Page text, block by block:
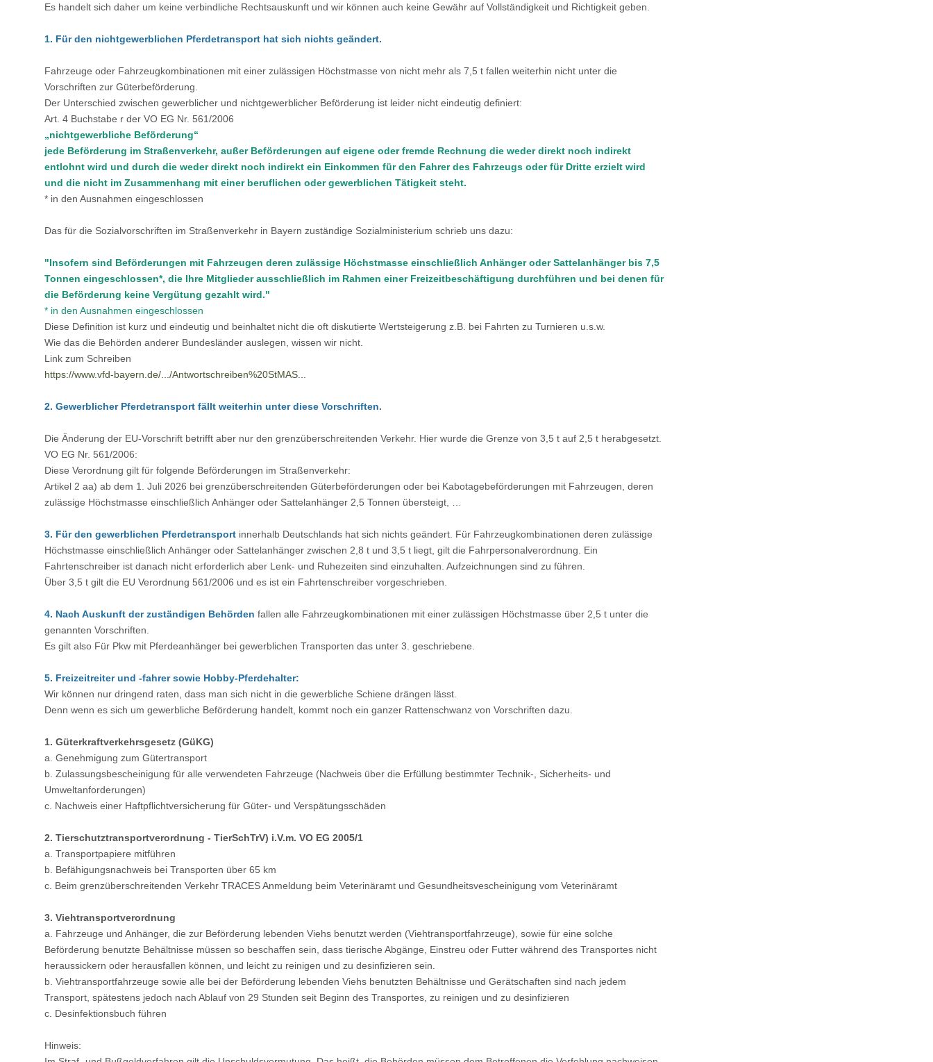
Es handelt sich daher um keine verbindliche Rechtsauskunft und wir können auch keine Gewähr auf Vollständigkeit und Richtigkeit geben.
1. Für den nichtgewerblichen Pferdetransport hat sich nichts geändert.
Fahrzeuge oder Fahrzeugkombinationen mit einer zulässigen Höchstmasse von nicht mehr als 7,5 t fallen weiterhin nicht unter die
Vorschriften zur Güterbeförderung.
Der Unterschied zwischen gewerblicher und nichtgewerblicher Beförderung ist leider nicht eindeutig definiert:
Art. 4 Buchstabe r der VO EG Nr. 561/2006
„nichtgewerbliche Beförderung“
jede Beförderung im Straßenverkehr, außer Beförderungen auf eigene oder fremde Rechnung die weder direkt noch indirekt
entlohnt wird und durch die weder direkt noch indirekt ein Einkommen für den Fahrer des Fahrzeugs oder für Dritte erzielt wird
und die nicht im Zusammenhang mit einer beruflichen oder gewerblichen Tätigkeit steht.
* in den Ausnahmen eingeschlossen
Das für die Sozialvorschriften im Straßenverkehr in Bayern zuständige Sozialministerium schrieb uns dazu:
"Insofern sind Beförderungen mit Fahrzeugen deren zulässige Höchstmasse einschließlich Anhänger oder Sattelanhänger bis 7,5
Tonnen eingeschlossen*, die Ihre Mitglieder ausschließlich im Rahmen einer Freizeitbeschäftigung durchführen und bei denen für
die Beförderung keine Vergütung gezahlt wird."
* in den Ausnahmen eingeschlossen
Diese Definition ist kurz und eindeutig und beinhaltet nicht die oft diskutierte Wertsteigerung z.B. bei Fahrten zu Turnieren u.s.w.
Wie das die Behörden anderer Bundesländer auslegen, wissen wir nicht.
Link zum Schreiben
https://www.vfd-bayern.de/.../Antwortschreiben%20StMAS...
2. Gewerblicher Pferdetransport fällt weiterhin unter diese Vorschriften.
Die Änderung der EU-Vorschrift betrifft aber nur den grenzüberschreitenden Verkehr. Hier wurde die Grenze von 3,5 t auf 2,5 t herabgesetzt.
VO EG Nr. 561/2006:
Diese Verordnung gilt für folgende Beförderungen im Straßenverkehr:
Artikel 2 aa) ab dem 1. Juli 2026 bei grenzüberschreitenden Güterbeförderungen oder bei Kabotagebeförderungen mit Fahrzeugen, deren
zulässige Höchstmasse einschließlich Anhänger oder Sattelanhänger 2,5 Tonnen übersteigt, …
3. Für den gewerblichen Pferdetransport innerhalb Deutschlands hat sich nichts geändert. Für Fahrzeugkombinationen deren zulässige
Höchstmasse einschließlich Anhänger oder Sattelanhänger zwischen 2,8 t und 3,5 t liegt, gilt die Fahrpersonalverordnung. Ein
Fahrtenschreiber ist danach nicht erforderlich aber Lenk- und Ruhezeiten sind einzuhalten. Aufzeichnungen sind zu führen.
Über 3,5 t gilt die EU Verordnung 561/2006 und es ist ein Fahrtenschreiber vorgeschrieben.
4. Nach Auskunft der zuständigen Behörden fallen alle Fahrzeugkombinationen mit einer zulässigen Höchstmasse über 2,5 t unter die
genannten Vorschriften.
Es gilt also Für Pkw mit Pferdeanhänger bei gewerblichen Transporten das unter 3. geschriebene.
5. Freizeitreiter und -fahrer sowie Hobby-Pferdehalter:
Wir können nur dringend raten, dass man sich nicht in die gewerbliche Schiene drängen lässt.
Denn wenn es sich um gewerbliche Beförderung handelt, kommt noch ein ganzer Rattenschwanz von Vorschriften dazu.
1. Güterkraftverkehrsgesetz (GüKG)
a. Genehmigung zum Gütertransport
b. Zulassungsbescheinigung für alle verwendeten Fahrzeuge (Nachweis über die Erfüllung bestimmter Technik-, Sicherheits- und
Umweltanforderungen)
c. Nachweis einer Haftpflichtversicherung für Güter- und Verspätungsschäden
2. Tierschutztransportverordnung - TierSchTrV) i.V.m. VO EG 2005/1
a. Transportpapiere mitführen
b. Befähigungsnachweis bei Transporten über 65 km
c. Beim grenzüberschreitenden Verkehr TRACES Anmeldung beim Veterinäramt und Gesundheitsvescheinigung vom Veterinäramt
3. Viehtransportverordnung
a. Fahrzeuge und Anhänger, die zur Beförderung lebenden Viehs benutzt werden (Viehtransportfahrzeuge), sowie für eine solche
Beförderung benutzte Behältnisse müssen so beschaffen sein, dass tierische Abgänge, Einstreu oder Futter während des Transportes nicht
heraussickern oder herausfallen können, und leicht zu reinigen und zu desinfizieren sein.
b. Viehtransportfahrzeuge sowie alle bei der Beförderung lebenden Viehs benutzten Behältnisse und Gerätschaften sind nach jedem
Transport, spätestens jedoch nach Ablauf von 29 Stunden seit Beginn des Transportes, zu reinigen und zu desinfizieren
c. Desinfektionsbuch führen
Hinweis: